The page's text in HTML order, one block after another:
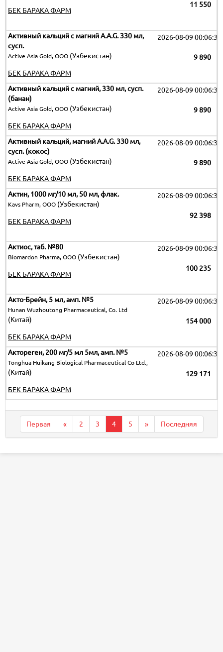
11 550
БЕК БАРАКА ФАРМ
Активный кальций с магний A.A.G. 330 мл,
сусп.
Active Asia Gold, ООО (Узбекистан)
2026-08-09 00:06:32
9 890
БЕК БАРАКА ФАРМ
Активный кальций с магний, 330 мл, сусп.
(банан)
Active Asia Gold, ООО (Узбекистан)
2026-08-09 00:06:32
9 890
БЕК БАРАКА ФАРМ
Активный кальций, магний A.A.G. 330 мл,
сусп. (кокос)
Active Asia Gold, ООО (Узбекистан)
2026-08-09 00:06:32
9 890
БЕК БАРАКА ФАРМ
Актин, 1000 мг/10 мл, 50 мл, флак.
Kavs Pharm, ООО (Узбекистан)
2026-08-09 00:06:32
92 398
БЕК БАРАКА ФАРМ
Актиос, таб. №80
Biomardon Pharma, ООО (Узбекистан)
2026-08-09 00:06:32
100 235
БЕК БАРАКА ФАРМ
Акто-Брейн, 5 мл, амп. №5
Hunan Wuzhoutong Pharmaceutical, Co. Ltd
(Китай)
2026-08-09 00:06:32
154 000
БЕК БАРАКА ФАРМ
Актореген, 200 мг/5 мл 5мл, амп. №5
Tonghua Huikang Biological Pharmaceutical Co Ltd.,
(Китай)
2026-08-09 00:06:32
129 171
БЕК БАРАКА ФАРМ
Первая « 2 3 4 5 » Последняя